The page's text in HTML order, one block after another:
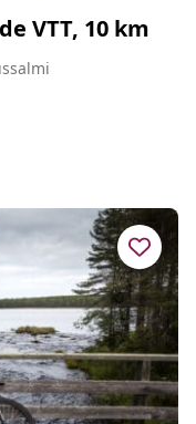
VTT, 10 km